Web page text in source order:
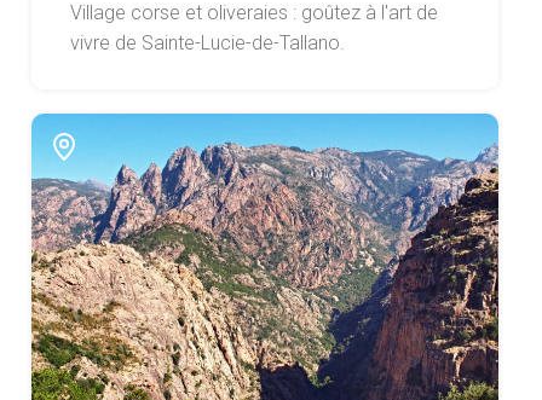
Village corse et oliveraies : goûtez à l'art de
vivre de Sainte-Lucie-de-Tallano.